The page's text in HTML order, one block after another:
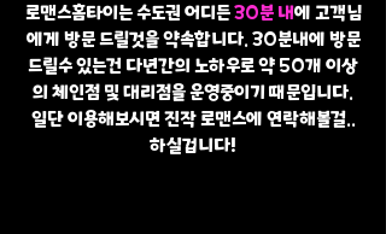
로맨스홈타이는 수도권 어디든30분 내에 고객님
에게 방문 드릴것을 약속합니다. 30분내에 방문
드릴수 있는건 다년간의 노하우로 약 50개 이상
의 체인점 및 대리점을 운영중이기 때문입니다.
일단 이용해보시면 진작 로맨스에 연락해볼걸..
하실겁니다!